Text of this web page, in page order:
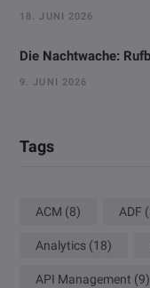
18. JUNI 2026
Die Nachtwache:
9. JUNI 2026
Tags
ACM (8) ADF
Analytics (18)
API Management (9)